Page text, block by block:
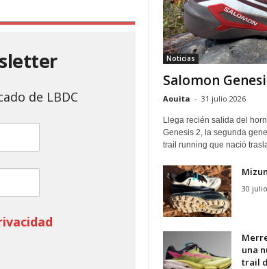
de LBDC
Noticias
Salomon
Aouita - 31 julio 2026
Llega recién salida del
Genesis 2, la segunda
trail running que nació
30
una
trail